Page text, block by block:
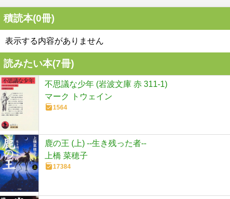
積読本(0冊)
表示する内容がありません
読みたい本(7冊)
不思議な少年 (岩波文庫 赤 311-1)
マーク トウェイン
1564
鹿の王 (上) ‐‐生き残った者‐‐
上橋 菜穂子
17384